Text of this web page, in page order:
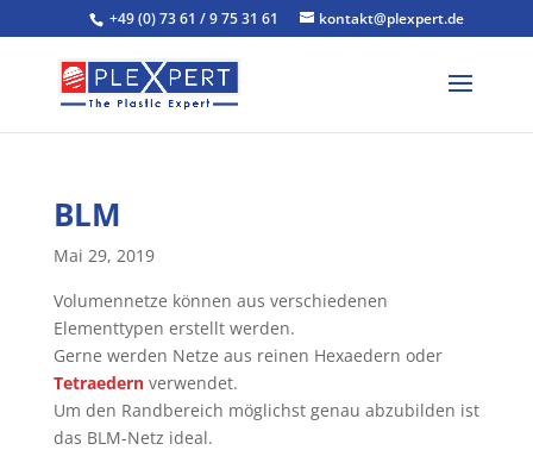
+49 (0) 73 61 / 9 75 31 61 kontakt@plexpert.de
BLM
Mai 29, 2019
Volumennetze können aus verschiedenen
Elementtypen erstellt werden.
Gerne werden Netze aus reinen Hexaedern oder
Tetraedernverwendet.
Um den Randbereich möglichst genau abzubilden ist
das BLM-Netz ideal.